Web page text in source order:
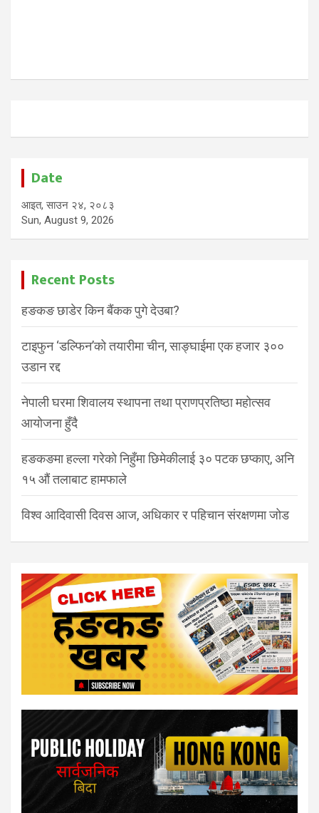
Date
आइत, साउन २४, २०८३
Sun, August 9, 2026
Recent Posts
हङकङ छाडेर किन बैंकक पुगे देउबा?
टाइफुन ‘डल्फिन’को तयारीमा चीन, साङ्घाईमा एक हजार ३००
उडान रद्द
नेपाली घरमा शिवालय स्थापना तथा प्राणप्रतिष्ठा महोत्सव
आयोजना हुँदै
हङकङमा हल्ला गरेको निहुँमा छिमेकीलाई ३० पटक छप्काए, अनि
१५ औं तलाबाट हामफाले
विश्व आदिवासी दिवस आज, अधिकार र पहिचान संरक्षणमा जोड